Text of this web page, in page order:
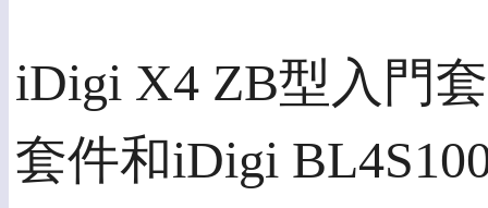
iDigi X4 ZB型入門
套件和iDigi